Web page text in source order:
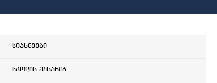
სიახლეები
სკოლის შესახებ